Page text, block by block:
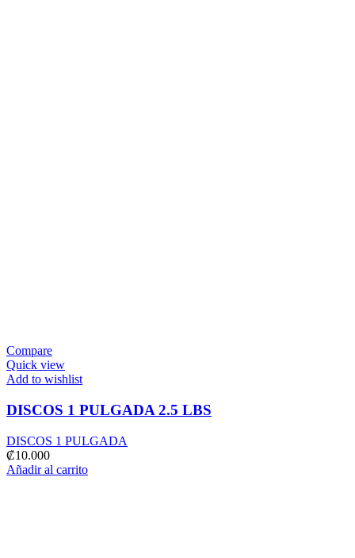
Compare
Quick view
Add to wishlist
DISCOS 1 PULGADA 2.5 LBS
DISCOS 1 PULGADA
₡10.000
Añadir al carrito